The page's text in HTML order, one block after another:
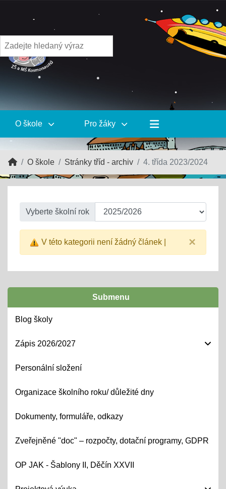
O škole Pro žáky
O škole Stránky tříd - archiv 4. třída 2023/2024
Vyberte školní rok
×
V této kategorii není žádný článek |
Submenu
Blog školy
Zápis 2026/2027
Personální složení
Organizace školního roku/ důležité dny
Dokumenty, formuláře, odkazy
Zveřejněné "doc" – rozpočty, dotační programy, GDPR
OP JAK - Šablony II, Děčín XXVII